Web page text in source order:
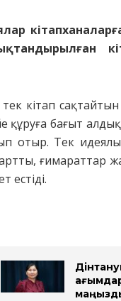
кітап
бағыт алдық.
отыр. Тек
ғима­­рат­­­­тар
естіді.